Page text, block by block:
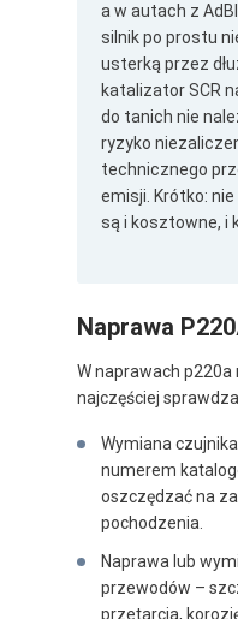
a w autach z
silnik po prostu
usterką przez
katalizator SCR
do tanich nie
ryzyko
technicznego
emisji. Krótko:
są i kosztowne, i
Naprawa
W naprawach
najczęściej
Wymiana
numerem
oszczędzać na
pochodzenia.
Naprawa lub
przewodów –
przetarcia,